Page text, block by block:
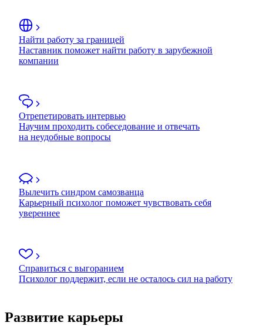
Найти работу за границей
Наставник поможет найти работу в зарубежной
компании
Отрепетировать интервью
Научим проходить собеседование и отвечать
на неудобные вопросы
Вылечить синдром самозванца
Карьерный психолог поможет чувствовать себя
увереннее
Справиться с выгоранием
Психолог поддержит, если не осталось сил на работу
Развитие карьеры